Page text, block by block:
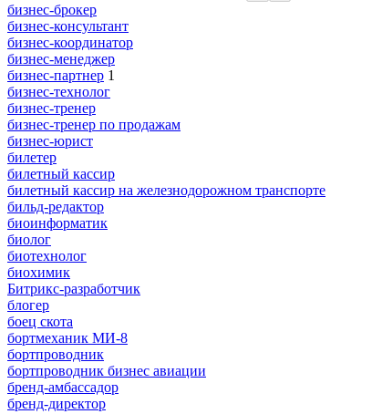
бизнес-брокер
бизнес-консультант
бизнес-координатор
бизнес-менеджер
бизнес-партнер 1
бизнес-технолог
бизнес-тренер
бизнес-тренер по продажам
бизнес-юрист
билетер
билетный кассир
билетный кассир на железнодорожном транспорте
бильд-редактор
биоинформатик
биолог
биотехнолог
биохимик
Битрикс-разработчик
блогер
боец скота
бортмеханик МИ-8
бортпроводник
бортпроводник бизнес авиации
бренд-амбассадор
бренд-директор